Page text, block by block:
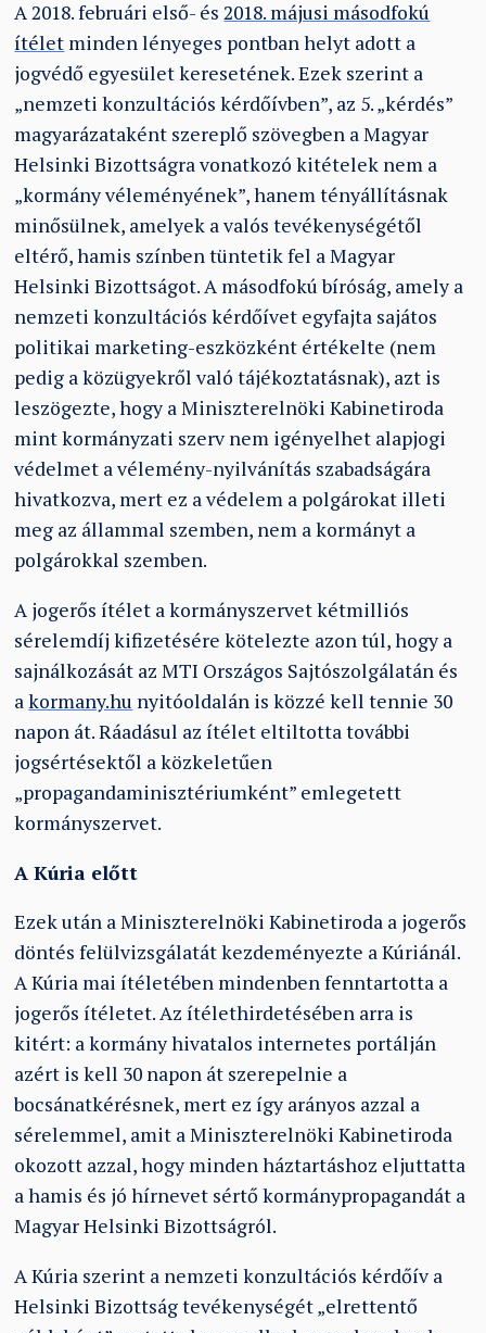
A 2018. februári első- és2018. májusi másodfokú
ítélet minden lényeges pontban helyt adott a
jogvédő egyesület keresetének. Ezek szerint a
„nemzeti konzultációs kérdőívben”, az 5. „kérdés”
magyarázataként szereplő szövegben a Magyar
Helsinki Bizottságra vonatkozó kitételek nem a
„kormány véleményének”, hanem tényállításnak
minősülnek, amelyek a valós tevékenységétől
eltérő, hamis színben tüntetik fel a Magyar
Helsinki Bizottságot. A másodfokú bíróság, amely a
nemzeti konzultációs kérdőívet egyfajta sajátos
politikai marketing-eszközként értékelte (nem
pedig a közügyekről való tájékoztatásnak), azt is
leszögezte, hogy a Miniszterelnöki Kabinetiroda
mint kormányzati szerv nem igényelhet alapjogi
védelmet a vélemény-nyilvánítás szabadságára
hivatkozva, mert ez a védelem a polgárokat illeti
meg az állammal szemben, nem a kormányt a
polgárokkal szemben.
A jogerős ítélet a kormányszervet kétmilliós
sérelemdíj kifizetésére kötelezte azon túl, hogy a
sajnálkozását az MTI Országos Sajtószolgálatán és
akormany.hu nyitóoldalán is közzé kell tennie 30
napon át. Ráadásul az ítélet eltiltotta további
jogsértésektől a közkeletűen
„propagandaminisztériumként” emlegetett
kormányszervet.
A Kúria előtt
Ezek után a Miniszterelnöki Kabinetiroda a jogerős
döntés felülvizsgálatát kezdeményezte a Kúriánál.
A Kúria mai ítéletében mindenben fenntartotta a
jogerős ítéletet. Az ítélethirdetésében arra is
kitért: a kormány hivatalos internetes portálján
azért is kell 30 napon át szerepelnie a
bocsánatkérésnek, mert ez így arányos azzal a
sérelemmel, amit a Miniszterelnöki Kabinetiroda
okozott azzal, hogy minden háztartáshoz eljuttatta
a hamis és jó hírnevet sértő kormánypropagandát a
Magyar Helsinki Bizottságról.
A Kúria szerint a nemzeti konzultációs kérdőív a
Helsinki Bizottság tevékenységét „elrettentő